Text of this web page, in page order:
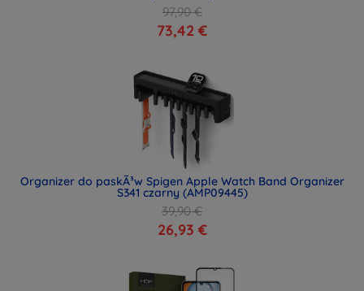
97,90 €
73,42 €
Organizer do paskÃ³w Spigen Apple Watch Band Organizer
S341 czarny (AMP09445)
39,90 €
26,93 €